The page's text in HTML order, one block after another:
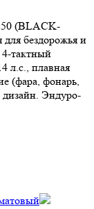
(BLACK-
бездорожья и
тактный
л.с., плавная
(фара, фонарь,
Эндуро-